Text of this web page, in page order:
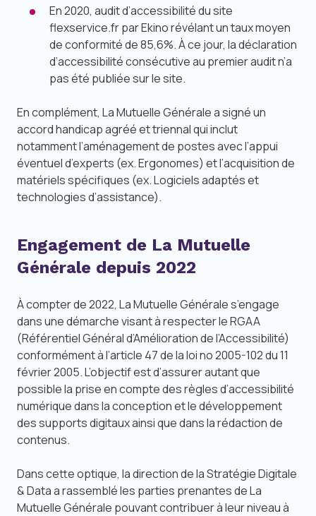
En 2020, audit d’accessibilité du site
flexservice.fr par Ekino révélant un taux moyen
de conformité de 85,6%. À ce jour, la déclaration
d’accessibilité consécutive au premier audit n’a
pas été publiée sur le site.
En complément, La Mutuelle Générale a signé un
accord handicap agréé et triennal qui inclut
notamment l’aménagement de postes avec l’appui
éventuel d’experts (ex. Ergonomes) et l’acquisition de
matériels spécifiques (ex. Logiciels adaptés et
technologies d’assistance).
Engagement de La Mutuelle
Générale depuis 2022
À compter de 2022, La Mutuelle Générale s’engage
dans une démarche visant à respecter le RGAA
(Référentiel Général d’Amélioration de l’Accessibilité)
conformément à l’article 47 de la loi no 2005-102 du 11
février 2005. L’objectif est d’assurer autant que
possible la prise en compte des règles d’accessibilité
numérique dans la conception et le développement
des supports digitaux ainsi que dans la rédaction de
contenus.
Dans cette optique, la direction de la Stratégie Digitale
& Data a rassemblé les parties prenantes de La
Mutuelle Générale pouvant contribuer à leur niveau à